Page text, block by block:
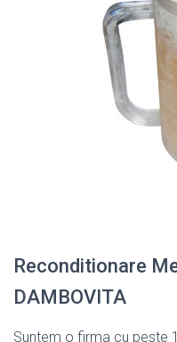
Reconditionare
DAMBOVITA
Suntem o firma cu peste